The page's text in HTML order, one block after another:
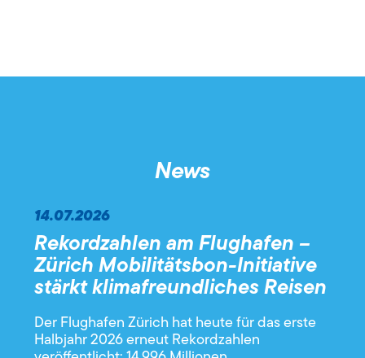
News
14.07.2026
Rekordzahlen am Flughafen –
Zürich Mobilitätsbon-Initiative
stärkt klimafreundliches Reisen
Der Flughafen Zürich hat heute für das erste
Halbjahr 2026 erneut Rekordzahlen